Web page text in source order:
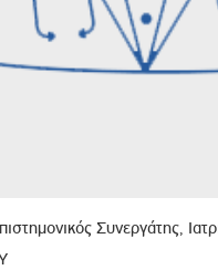
Συνεργάτης,